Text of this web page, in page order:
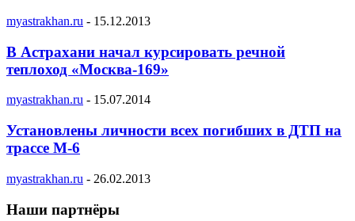
myastrakhan.ru - 15.12.2013
В Астрахани начал курсировать речной
теплоход «Москва-169»
myastrakhan.ru - 15.07.2014
Установлены личности всех погибших в ДТП на
трассе М-6
myastrakhan.ru - 26.02.2013
Наши партнёры